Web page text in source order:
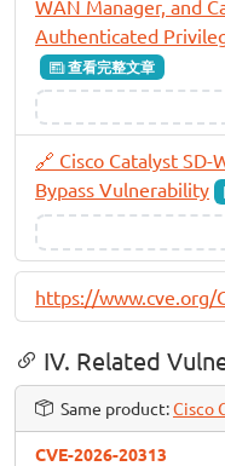
WAN Manager, and
Authenticated
查看完整文章
🔗 Cisco Catalyst
Bypass Vulnerability
https://www.cve.org/
IV. Related
Same product:Cisco
CVE-2026-20313